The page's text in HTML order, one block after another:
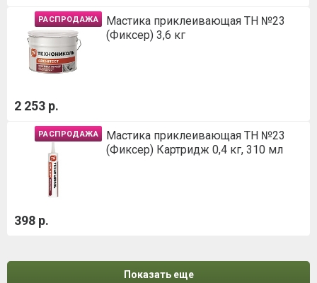
РАСПРОДАЖА
Мастика приклеивающая ТН №23
(Фиксер) 3,6 кг
2 253 р.
РАСПРОДАЖА
Мастика приклеивающая ТН №23
(Фиксер) Картридж 0,4 кг, 310 мл
398 р.
Показать еще